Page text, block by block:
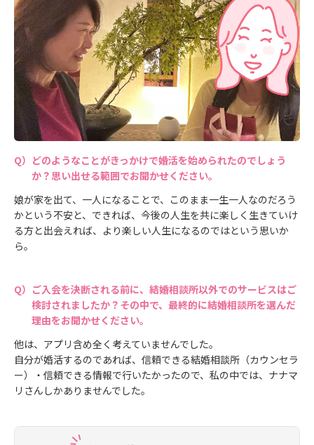
どのようなことがきっかけで婚活を始められたのでしょう
か？思い出せる範囲でお聞かせください。
娘が家を出て、一人になることで、このまま一生一人なのだろう
かという不安と、できれば、今後の人生を共に楽しく生きていけ
る方と出会えれば、より楽しい人生になるのではという思いか
ら。
ご入会を決断される前に、結婚相談所以外でのサービスはご
検討されましたか？その中で、最終的に結婚相談所を選んだ
理由をお聞かせください。
他は、アプリ含め全く考えていませんでした。
自分が婚活するのであれば、信頼できる結婚相談所（カウンセラ
ー）・信頼できる情報で行いたかったので、私の中では、ナナマ
リさんしかありませんでした。